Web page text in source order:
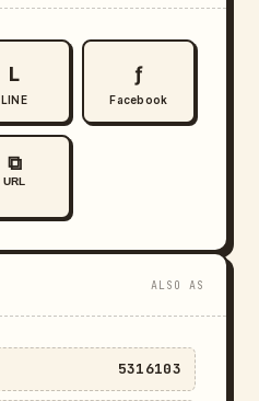
L
LINE
ƒ
Facebook
⧉
URL
ALSO AS
5316103